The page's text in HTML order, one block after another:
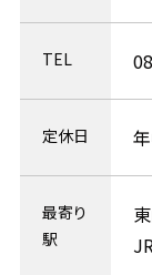
TEL
定休日
最寄り
駅